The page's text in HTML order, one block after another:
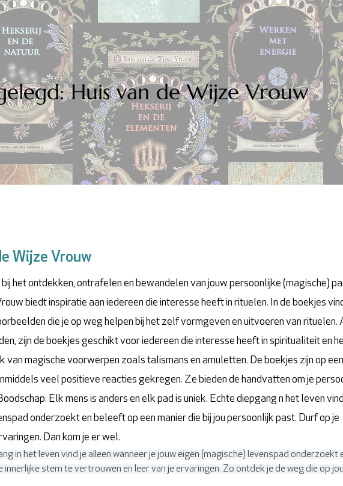
Huis van de Wijze Vrouw
Wijze Vrouw
het ontdekken, ontrafelen en bewandelen van jouw persoonlijke (magische)
biedt inspiratie aan iedereen die interesse heeft in rituelen. In de boekjes
die je op weg helpen bij het zelf vormgeven en uitvoeren van rituelen.
zijn de boekjes geschikt voor iedereen die interesse heeft in spiritualiteit en
van magische voorwerpen zoals talismans en amuletten. De boekjes zijn op
veel positieve reacties gekregen. Ze bieden de handvatten om je
Elk mens is anders en elk pad is uniek. Echte diepgang n het leven
onderzoekt en beleeft op een manier die bij jou persoonlijk past. Durf op je
Dan kom je er wel.
in het leven vind je alleen wanneer je jouw eigen (magische) levenspad onderzoekt
stem te vertrouwen en leer van je ervaringen. Zo ontdek je de weg die op